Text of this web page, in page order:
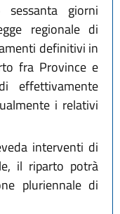
giorni
regionale di
definitivi in
fra Province e
effettivamente
i relativi
interventi di
il riparto potrà
pluriennale di